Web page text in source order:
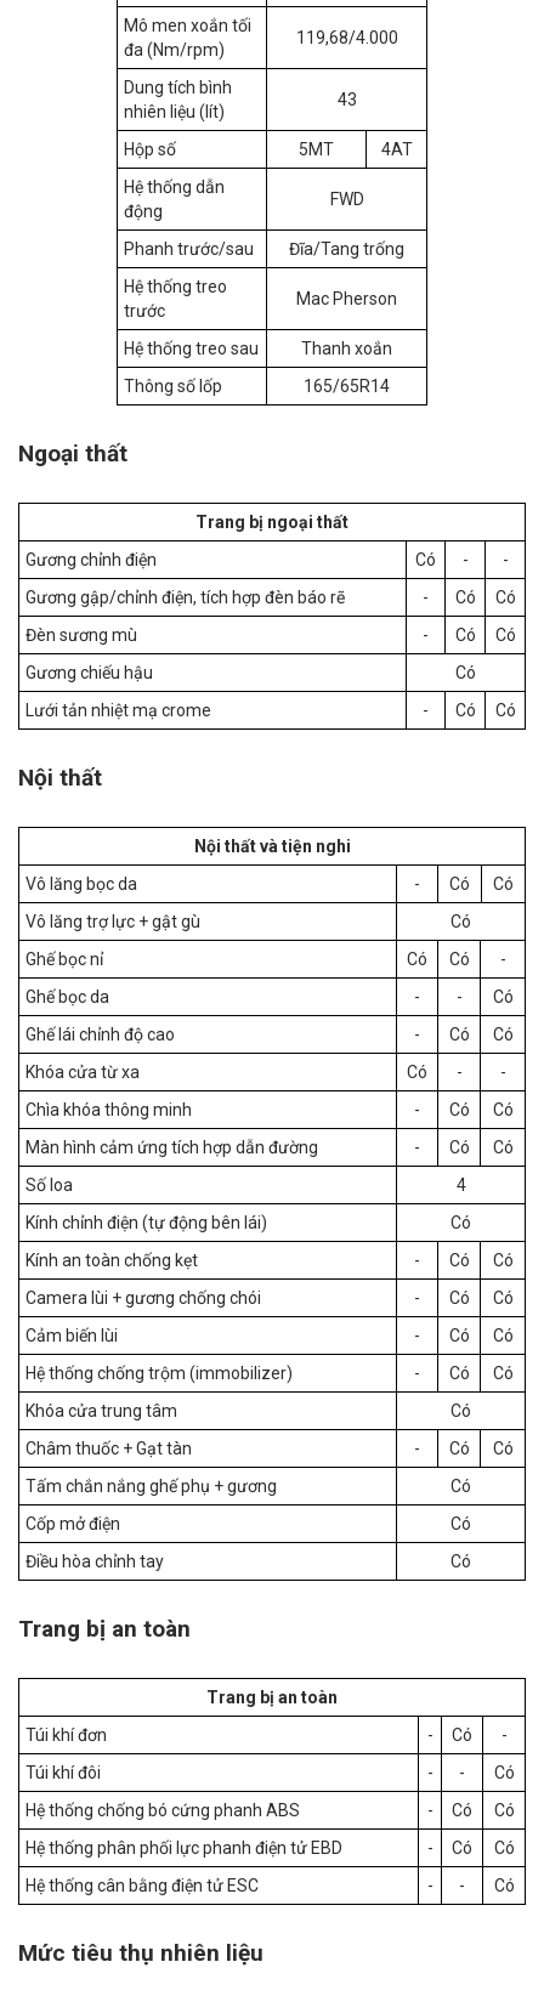
Mô men xoắn tối
đa (Nm/rpm)
119,68/4.000
Dung tích bình
nhiên liệu (lít)
43
Hộp số 5MT
4AT
Hệ thống dẫn
động
FWD
Phanh trước/sau
Đĩa/Tang trống
Hệ thống treo
trước
Mac Pherson
Hệ thống treo sau
Thanh xoắn
Thông số lốp
165/65R14
Ngoại thất
Trang bị ngoại thất
Gương chỉnh điện
Có -
-
Gương gập/chỉnh điện, tích hợp đèn báo rẽ
- Có
Có
Đèn sương mù
- Có
Có
Gương chiếu hậu
Có
Lưới tản nhiệt mạ crome
- Có Có
Nội thất
Nội thất và tiện nghi
Vô lăng bọc da
- Có
Có
Vô lăng trợ lực + gật gù
Có
Ghế bọc nỉ
Có Có
-
Ghế bọc da
- -
Có
Ghế lái chỉnh độ cao
- Có
Có
Khóa cửa từ xa
Có -
-
Chìa khóa thông minh
- Có
Có
Màn hình cảm ứng tích hợp dẫn đường
- Có
Có
Số loa
4
Kính chỉnh điện (tự động bên lái)
Có
Kính an toàn chống kẹt
- Có
Có
Camera lùi + gương chống chói
- Có
Có
Cảm biến lùi
- Có
Có
Hệ thống chống trộm (immobilizer)
- Có
Có
Khóa cửa trung tâm
Có
Châm thuốc + Gạt tàn
- Có
Có
Tấm chắn nắng ghế phụ + gương
Có
Cốp mở điện
Có
Điều hòa chỉnh tay
Có
Trang bị an toàn
Trang bị an toàn
Túi khí đơn
- Có
-
Túi khí đôi
- -
Có
Hệ thống chống bó cứng phanh ABS
- Có
Có
Hệ thống phân phối lực phanh điện tử EBD
- Có
Có
Hệ thống cân bằng điện tử ESC
- - Có
Mức tiêu thụ nhiên liệu